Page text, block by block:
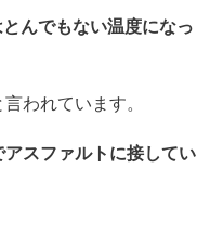
んでもない温度になっ
言われています。
スファルトに接してい